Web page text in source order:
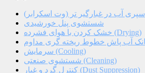
اسپری آب در غبارگیر تر (وت اسکرابر)
شستشوی پنل خورشیدی
خشک کردن با هوای فشرده (Drying)
سرمایش (Cooling)
شستشوی صنعتی (Cleaning)
کنترل گرد و غبار (Dust Suppression)